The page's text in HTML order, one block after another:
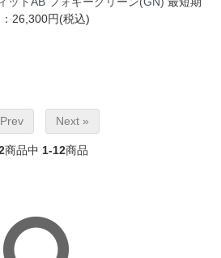
26,300円(税込)
Next »
商品中 1-12商品